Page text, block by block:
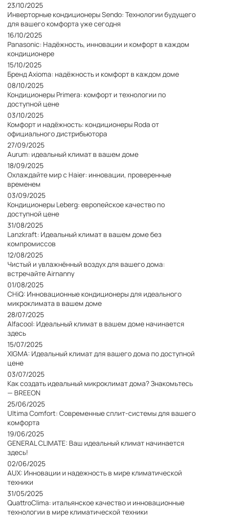
23/10/2025
Инверторные кондиционеры Sendo: Технологии будущего
для вашего комфорта уже сегодня
16/10/2025
Panasonic: Надёжность, инновации и комфорт в каждом
кондиционере
15/10/2025
Бренд Axioma: надёжность и комфорт в каждом доме
08/10/2025
Кондиционеры Primera: комфорт и технологии по
доступной цене
03/10/2025
Комфорт и надёжность: кондиционеры Roda от
официального дистрибьютора
27/09/2025
Aurum: идеальный климат в вашем доме
18/09/2025
Охлаждайте мир с Haier: инновации, проверенные
временем
03/09/2025
Кондиционеры Leberg: европейское качество по
доступной цене
31/08/2025
Lanzkraft: Идеальный климат в вашем доме без
компромиссов
12/08/2025
Чистый и увлажнённый воздух для вашего дома:
встречайте Airnanny
01/08/2025
CHiQ: Инновационные кондиционеры для идеального
микроклимата в вашем доме
28/07/2025
Alfacool: Идеальный климат в вашем доме начинается
здесь
15/07/2025
XIGMA: Идеальный климат для вашего дома по доступной
цене
03/07/2025
Как создать идеальный микроклимат дома? Знакомьтесь
— BREEON
25/06/2025
Ultima Comfort: Современные сплит-системы для вашего
комфорта
19/06/2025
GENERAL CLIMATE: Ваш идеальный климат начинается
здесь!
02/06/2025
AUX: Инновации и надежность в мире климатической
техники
31/05/2025
QuattroClima: итальянское качество и инновационные
технологии в мире климатической техники